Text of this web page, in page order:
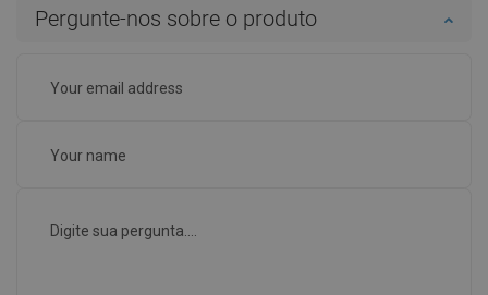
Pergunte-nos sobre o produto